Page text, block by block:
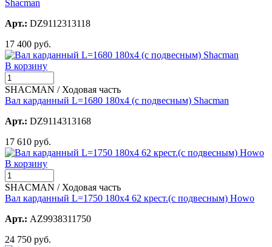
Shacman
Арт.: DZ9112313118
17 400 руб.
В корзину
SHACMAN / Ходовая часть
Вал карданный L=1680 180х4 (с подвесным) Shacman
Арт.: DZ9114313168
17 610 руб.
В корзину
SHACMAN / Ходовая часть
Вал карданный L=1750 180х4 62 крест.(с подвесным) Howo
Арт.: AZ9938311750
24 750 руб.